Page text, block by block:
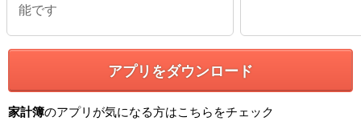
能です
アプリをダウンロード
家計簿のアプリが気になる方はこちらをチェック